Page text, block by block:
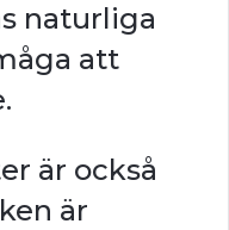
naturliga
att
är också
är